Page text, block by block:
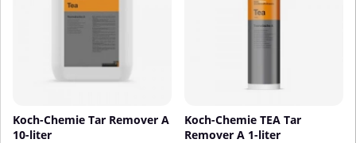
Koch-Chemie Tar Remover A
10-liter
Koch-Chemie TEA Tar
Remover A 1-liter